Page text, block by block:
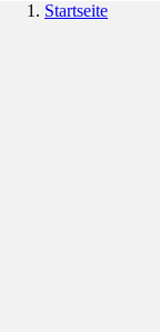
Startseite